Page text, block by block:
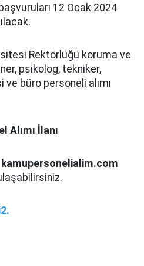
12 Ocak 2024
Rektörlüğü koruma ve
psikolog, tekniker,
büro personeli alımı
Alımı İlanı
kamupersonelialim.com